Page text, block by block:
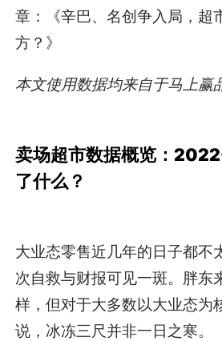
章：《辛巴、名创争入局，超
方？》
本文使用数据均来自于马上赢
卖场超市数据概览：
了什么？
大业态零售近几年的日子都不
次自救与财报可见一斑。胖东
样，但对于大多数以大业态为
说，冰冻三尺并非一日之寒。